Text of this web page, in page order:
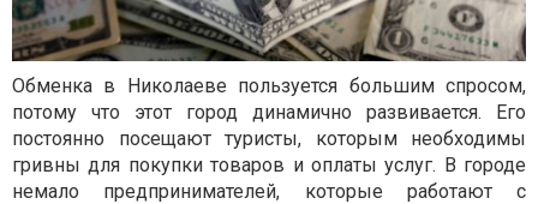
Обменка в Николаеве пользуется большим спросом,
потому что этот город динамично развивается. Его
постоянно посещают туристы, которым необходимы
гривны для покупки товаров и оплаты услуг. В городе
немало предпринимателей, которые работают с